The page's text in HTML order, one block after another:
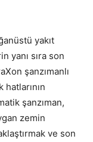
yakıt
yanı sıra son
şanzımanlı
şanzıman,
zemin
ve son